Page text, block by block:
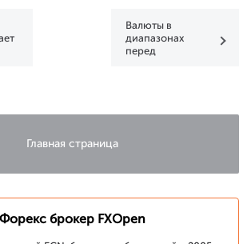
Валюты в
диапазонах
перед
Главная страница
Форекс брокер FXOpen